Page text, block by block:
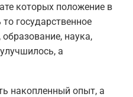
которых положение в
государственное
наука,
а
накопленный опыт, а